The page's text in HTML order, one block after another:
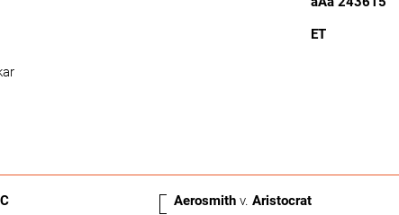
ET
Aerosmith v. Aristocrat